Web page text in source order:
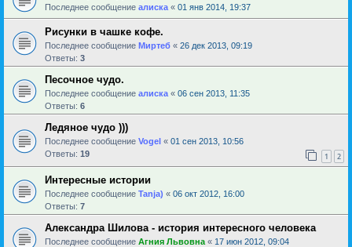
Последнее сообщение алиска « 01 янв 2014, 19:37
Рисунки в чашке кофе.
Последнее сообщение Миртеб « 26 дек 2013, 09:19
Ответы: 3
Песочное чудо.
Последнее сообщение алиска « 06 сен 2013, 11:35
Ответы: 6
Ледяное чудо )))
Последнее сообщение Vogel « 01 сен 2013, 10:56
Ответы: 19 1 2
Интересные истории
Последнее сообщение Tanja) « 06 окт 2012, 16:00
Ответы: 7
Александра Шилова - история интересного человека
Последнее сообщение Агния Львовна « 17 июн 2012, 09:04